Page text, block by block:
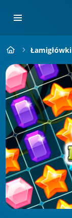
Łamigłówki